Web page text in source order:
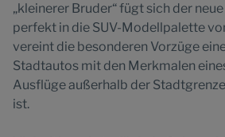
„kleinerer Bruder“ fügt sich der
perfekt in die SUV-Modellpalette
vereint die besonderen Vorzüge
Stadtautos mit den Merkmalen
Ausflüge außerhalb der
ist.